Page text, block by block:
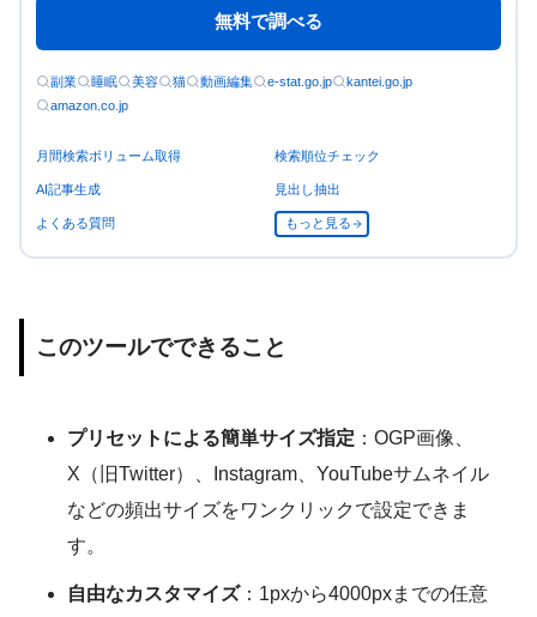
無料で調べる
副業 睡眠 美容 猫 動画編集 e-stat.go.jp
kantei.go.jp
amazon.co.jp
月間検索ボリューム取得 検索順位チェック
AI記事生成 見出し抽出
よくある質問 もっと見る
このツールでできること
プリセットによる簡単サイズ指定 ：OGP画像、
X（旧Twitter）、Instagram、YouTubeサムネイル
などの頻出サイズをワンクリックで設定できま
す。
自由なカスタマイズ：1pxから4000pxまでの任意